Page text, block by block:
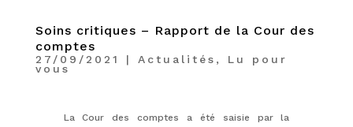
Soins critiques – Rapport de la Cour des
comptes
27/09/2021 | Actualités , Lu pour
vous
La Cour des comptes a été saisie par la